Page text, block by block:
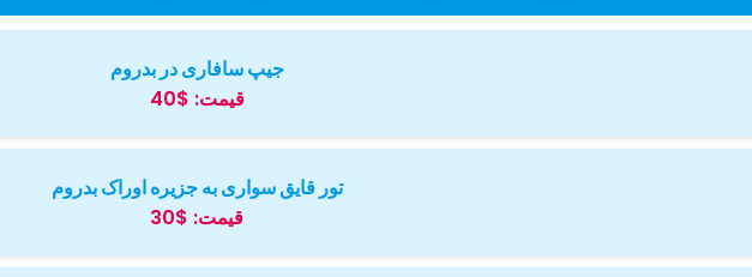
جیپ سافاری در بدروم
قیمت: $40
تور قایق سواری به جزیره اوراک بدروم
قیمت: $30